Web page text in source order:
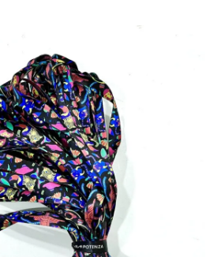
em impressão de alto padrão
mínima - peça quantas quiser
em pedidos a partir de 10 unidades
já sua amostra física!
Garantida em caso de erro. (**)
PVC em Alegrete | Sem Pedido
| Peça Jácom varios tipos!